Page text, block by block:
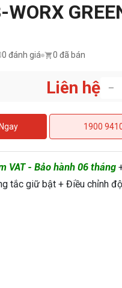
0 đánh giá 0 đã bán
Liên hệ −
1900
VAT - Bảo hành 06 tháng
tắc giữ bật + Điều chỉnh